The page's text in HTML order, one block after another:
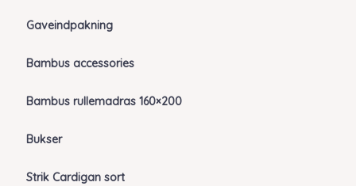
Gaveindpakning
Bambus accessories
Bambus rullemadras 160×200
Bukser
Strik Cardigan sort